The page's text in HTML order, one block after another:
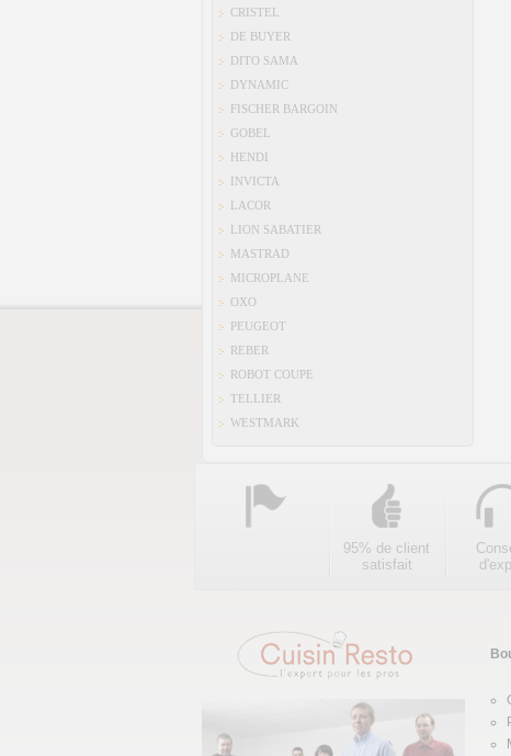
CRISTEL
DE BUYER
DITO SAMA
DYNAMIC
FISCHER BARGOIN
GOBEL
HENDI
INVICTA
LACOR
LION SABATIER
MASTRAD
MICROPLANE
OXO
PEUGEOT
REBER
ROBOT COUPE
TELLIER
WESTMARK
95% de client
satisfait